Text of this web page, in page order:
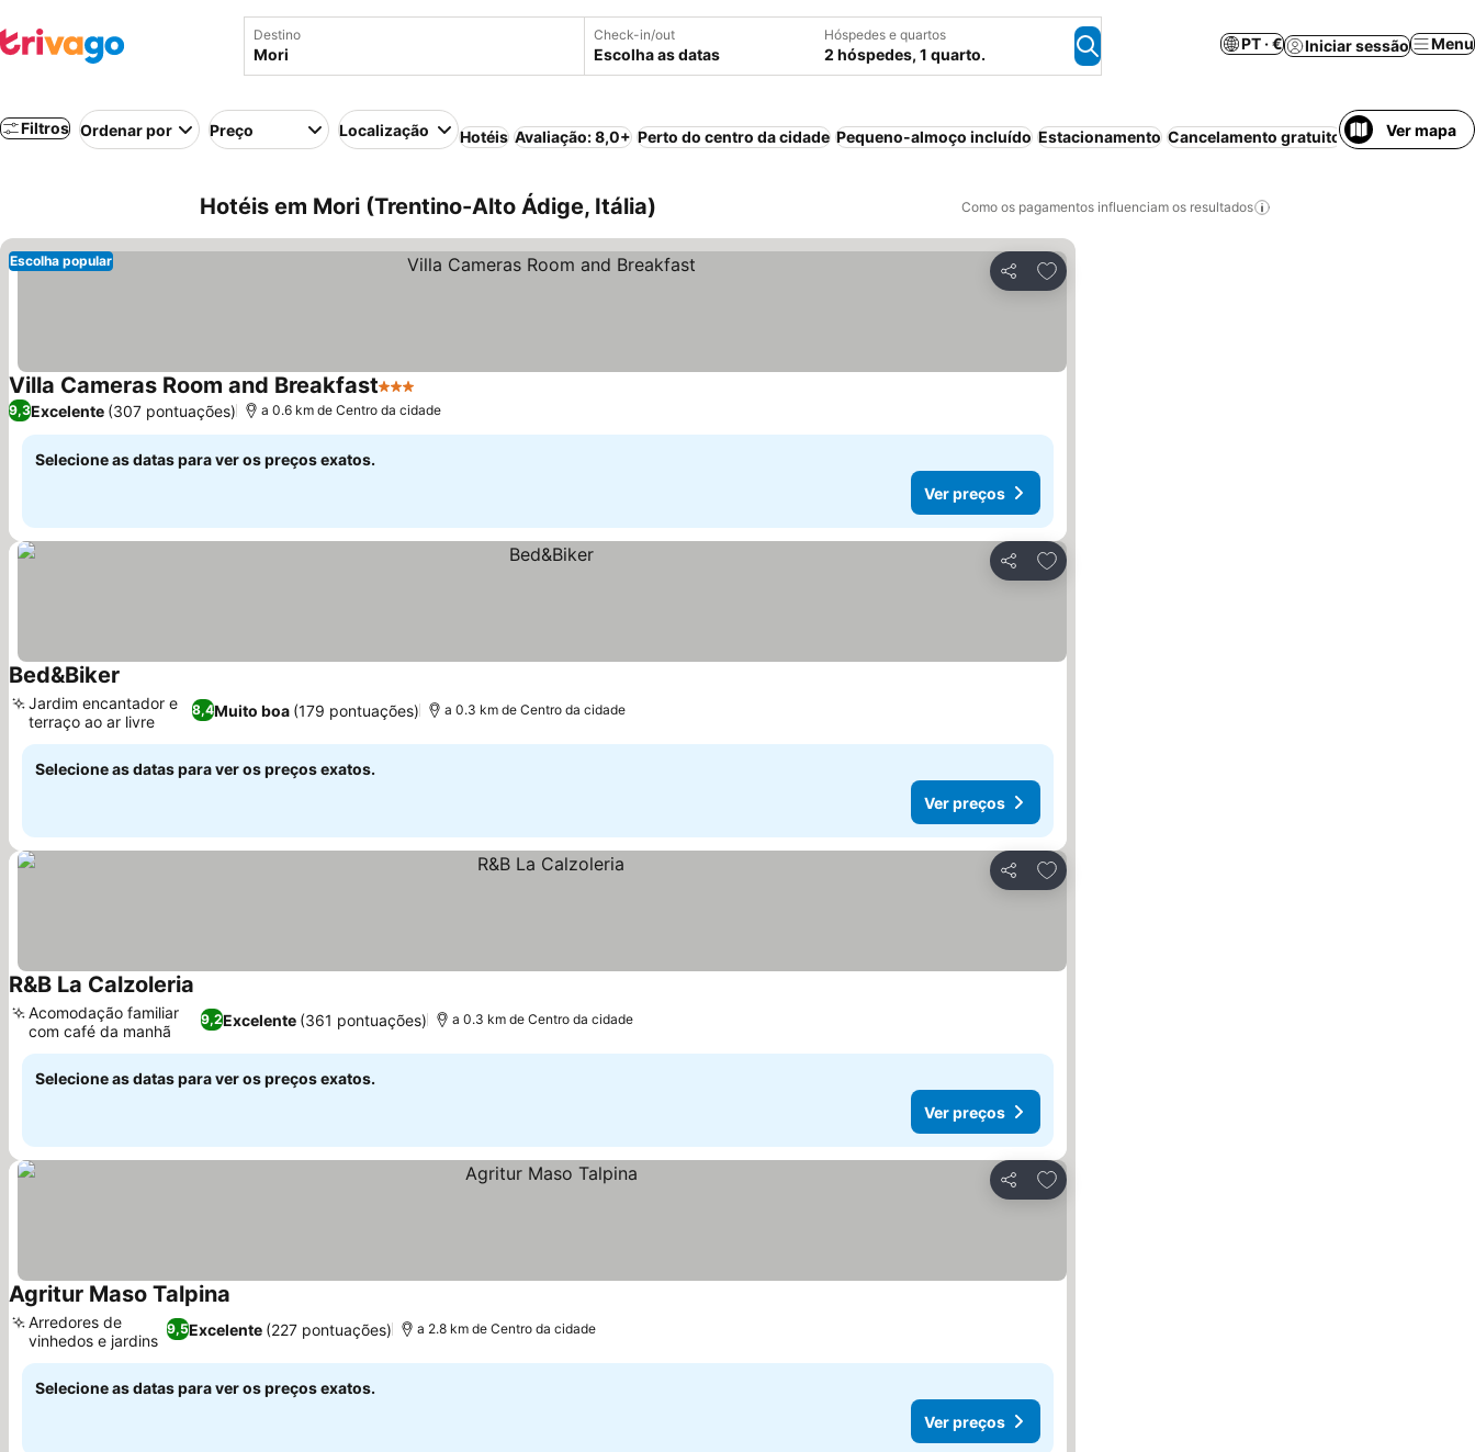
Destino Check-in/out
Escolha as datas
Hóspedes e quartos
2 hóspedes, 1 quarto.
PT · € Iniciar sessão Menu
Filtros Ordenar por Preço Localização Hotéis Avaliação: 8,0+ Perto do centro da cidade Pequeno-almoço incluído Estacionamento Cancelamento gratuito Piscina Bed &
Ver mapa
Hotéis em Mori (Trentino-Alto Ádige, Itália) Como os pagamentos influenciam os resultados
Partilhar
Adicionar aos favoritos
Escolha popular
Villa Cameras Room and Breakfast3 Estrelas
9,3Excelente (307 pontuações) a 0.6 km de Centro da cidade
Selecione as datas para ver os preços exatos.
Ver preços
Partilhar
Adicionar aos favoritos
Bed&Biker
8,4Muito boa (179 pontuações)
Jardim encantador e
terraço ao ar livre
a 0.3 km de Centro da cidade
Selecione as datas para ver os preços exatos.
Ver preços
Partilhar
Adicionar aos favoritos
R&B La Calzoleria
9,2Excelente (361 pontuações)
Acomodação familiar
com café da manhã
a 0.3 km de Centro da cidade
Selecione as datas para ver os preços exatos.
Ver preços
Partilhar
Adicionar aos favoritos
Agritur Maso Talpina
9,5Excelente (227 pontuações)
Arredores de
vinhedos e jardins
a 2.8 km de Centro da cidade
Selecione as datas para ver os preços exatos.
Ver preços